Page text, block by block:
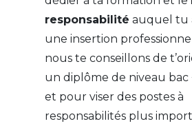
responsabilité auquel tu
une insertion
nous te conseillons de
un diplôme de niveau bac
et pour viser des postes à
responsabilités plus